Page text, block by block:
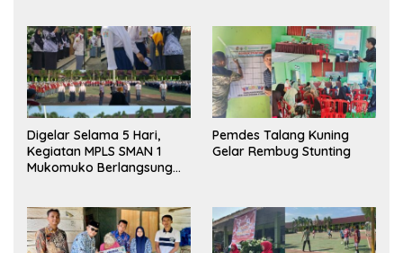
Digelar Selama 5 Hari,
Kegiatan MPLS SMAN 1
Mukomuko Berlangsung
Pemdes Talang Kuning
Gelar Rembug Stunting